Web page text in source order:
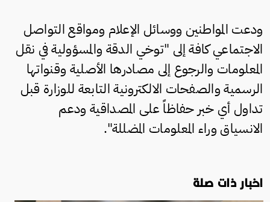
ودعت المواطنين ووسائل الإعلام ومواقع التواصل
الاجتماعي كافة إلى "توخي الدقة والمسؤولية في نقل
المعلومات والرجوع إلى مصادرها الأصلية وقنواتها
الرسمية والصفحات الالكترونية التابعة للوزارة قبل
تداول أي خبر حفاظاً على المصداقية ودعم
الانسياق وراء المعلومات المضللة".
اخبار ذات صلة